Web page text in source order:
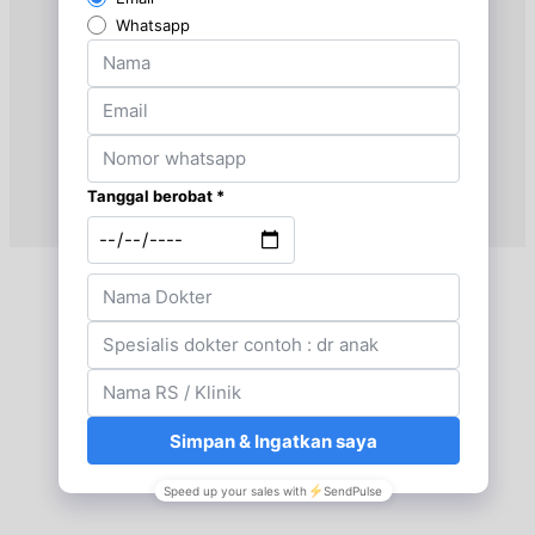
Rabu, 26/08/2026
Jam 10:00 - 12:00
Kamis, 27/08/2026
Jam 13:00 - 16:00
Jumat, 28/08/2026
Jam 13:00 - 15:00
Sabtu, 29/08/2026
Jam 11:00 - 13:00
Senin, 31/08/2026
Jam 13:00 - 15:00
Jam 10:00 - 13:00